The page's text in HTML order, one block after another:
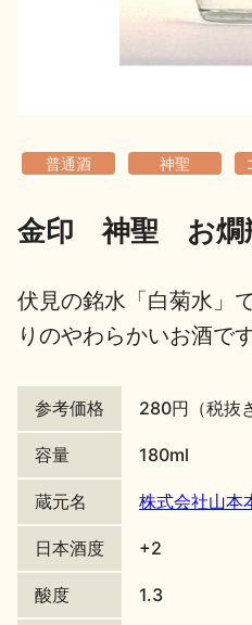
歳時記
普通酒 神聖
金印 神聖 お
伏見の銘水「白菊水」
りのやわらかいお酒です
参考価格 280円（税抜
容量 180ml
蔵元名 株式会社山本
日本酒度 +2
酸度 1.3